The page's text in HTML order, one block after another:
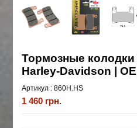
Тормозные колодки
Harley-Davidson |
Артикул : 860H.HS
1 460 грн.